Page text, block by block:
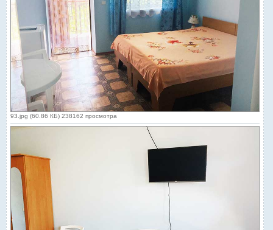
93.jpg (60.86 КБ) 238162 просмотра